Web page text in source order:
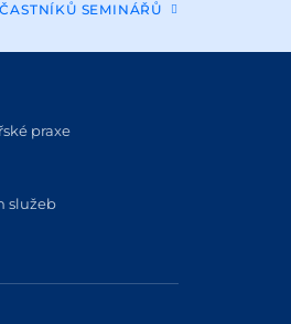
SEMINÁŘŮ
praxe
služeb